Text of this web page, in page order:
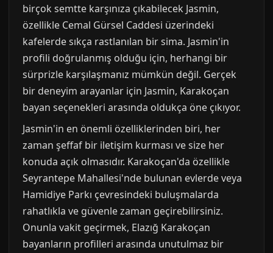
birçok semtte karşınıza çıkabilecek Jasmin,
özellikle Cemal Gürsel Caddesi üzerindeki
kafelerde sıkça rastlanılan bir sima. Jasmin'in
profili doğrulanmış olduğu için, herhangi bir
sürprizle karşılaşmanız mümkün değil. Gerçek
bir deneyim arayanlar için Jasmin, Karakoçan
bayan seçenekleri arasında oldukça öne çıkıyor.
Jasmin'in en önemli özelliklerinden biri, her
zaman şeffaf bir iletişim kurması ve size her
konuda açık olmasıdır. Karakoçan'da özellikle
Seyrantepe Mahallesi'nde bulunan evlerde veya
Hamidiye Parkı çevresindeki buluşmalarda
rahatlıkla ve güvenle zaman geçirebilirsiniz.
Onunla vakit geçirmek, Elazığ Karakoçan
bayanların profilleri arasında unutulmaz bir